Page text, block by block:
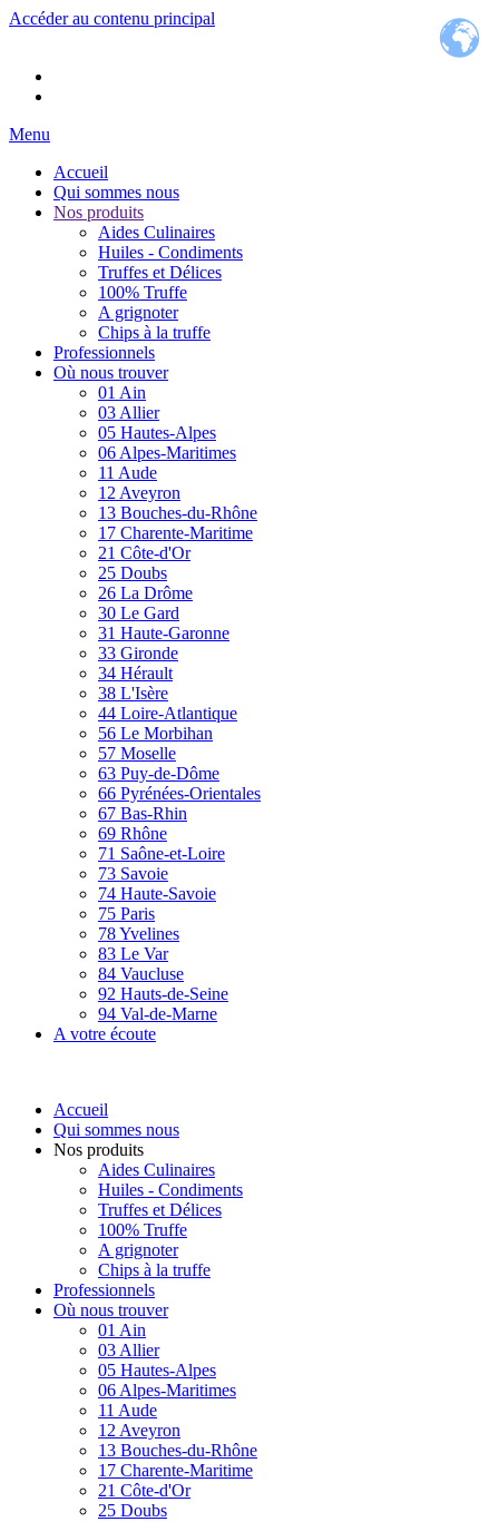
Accéder au contenu principal
Menu
Accueil
Qui sommes nous
Nos produits
Aides Culinaires
Huiles - Condiments
Truffes et Délices
100% Truffe
A grignoter
Chips à la truffe
Professionnels
Où nous trouver
01 Ain
03 Allier
05 Hautes-Alpes
06 Alpes-Maritimes
11 Aude
12 Aveyron
13 Bouches-du-Rhône
17 Charente-Maritime
21 Côte-d'Or
25 Doubs
26 La Drôme
30 Le Gard
31 Haute-Garonne
33 Gironde
34 Hérault
38 L'Isère
44 Loire-Atlantique
56 Le Morbihan
57 Moselle
63 Puy-de-Dôme
66 Pyrénées-Orientales
67 Bas-Rhin
69 Rhône
71 Saône-et-Loire
73 Savoie
74 Haute-Savoie
75 Paris
78 Yvelines
83 Le Var
84 Vaucluse
92 Hauts-de-Seine
94 Val-de-Marne
A votre écoute
Accueil
Qui sommes nous
Nos produits
Aides Culinaires
Huiles - Condiments
Truffes et Délices
100% Truffe
A grignoter
Chips à la truffe
Professionnels
Où nous trouver
01 Ain
03 Allier
05 Hautes-Alpes
06 Alpes-Maritimes
11 Aude
12 Aveyron
13 Bouches-du-Rhône
17 Charente-Maritime
21 Côte-d'Or
25 Doubs